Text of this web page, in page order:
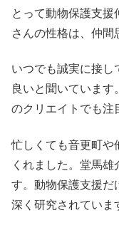
とって動物保護支援
さんの性格は、仲間
いつでも誠実に接し
良いと聞いています
のクリエイトでも注
忙しくても音更町や
くれました。堂馬
す。動物保護支援だ
深く研究されていま